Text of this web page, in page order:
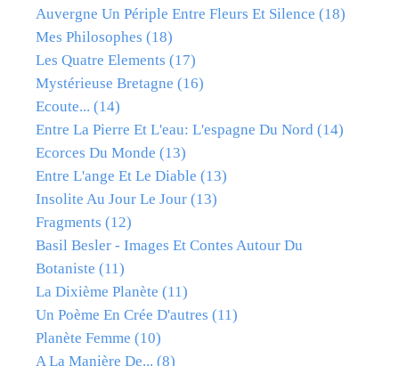
Auvergne Un Périple Entre Fleurs Et Silence (18)
Mes Philosophes (18)
Les Quatre Elements (17)
Mystérieuse Bretagne (16)
Ecoute... (14)
Entre La Pierre Et L'eau: L'espagne Du Nord (14)
Ecorces Du Monde (13)
Entre L'ange Et Le Diable (13)
Insolite Au Jour Le Jour (13)
Fragments (12)
Basil Besler - Images Et Contes Autour Du
Botaniste (11)
La Dixième Planète (11)
Un Poème En Crée D'autres (11)
Planète Femme (10)
A La Manière De... (8)